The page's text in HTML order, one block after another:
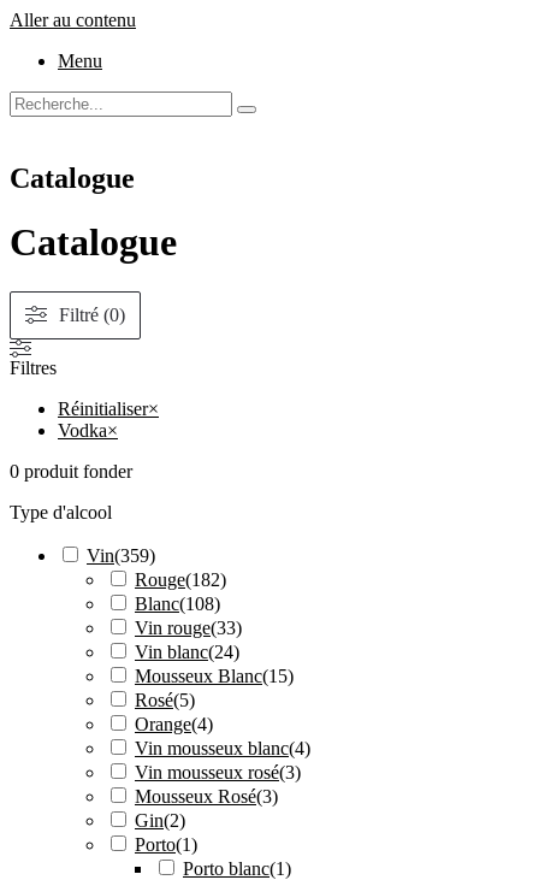
Aller au contenu
Menu
Catalogue
Catalogue
Filtré (0)
Filtres
Réinitialiser×
Vodka×
0 produit fonder
Type d'alcool
Vin(359)
Rouge(182)
Blanc(108)
Vin rouge(33)
Vin blanc(24)
Mousseux Blanc(15)
Rosé(5)
Orange(4)
Vin mousseux blanc(4)
Vin mousseux rosé(3)
Mousseux Rosé(3)
Gin(2)
Porto(1)
Porto blanc(1)